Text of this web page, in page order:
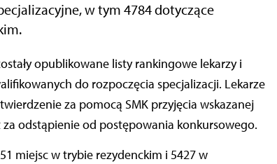
w tym 4784 dotyczące
do rozpoczęcia specjalizacji. Lekarze
za pomocą SMK przyjęcia wskazanej
odstąpienie od postępowania konkursowego.
miejsc w trybie rezydenckim i 5427 w